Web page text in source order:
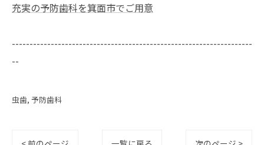
充実の予防歯科を箕面市でご用意
--------------------------------------------------------------------
--
虫歯 予防歯科